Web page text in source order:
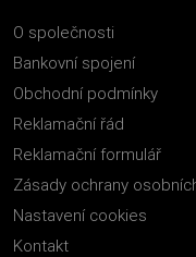
O společnosti
Bankovní spojení
Obchodní podmínky
Reklamační řád
Reklamační formulář
Zásady ochrany
Nastavení cookies
Kontakt